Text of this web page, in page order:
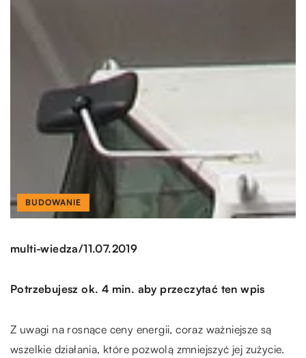
BUDOWANIE
multi-wiedza/11.07.2019
Potrzebujesz ok. 4 min. aby przeczytać ten wpis
Z uwagi na rosnące ceny energii, coraz ważniejsze są
wszelkie działania, które pozwolą zmniejszyć jej zużycie.